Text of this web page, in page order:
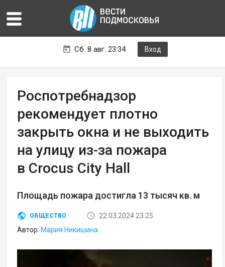
Сб. 8 авг. 23:34 Вход
Роспотребнадзор
рекомендует плотно
закрыть окна и не выходить
на улицу из-за пожара
в Crocus City Hall
Площадь пожара достигла 13 тысяч кв. м
ОБЩЕСТВО
22.03.2024 23:25
Автор: Мария Никишина